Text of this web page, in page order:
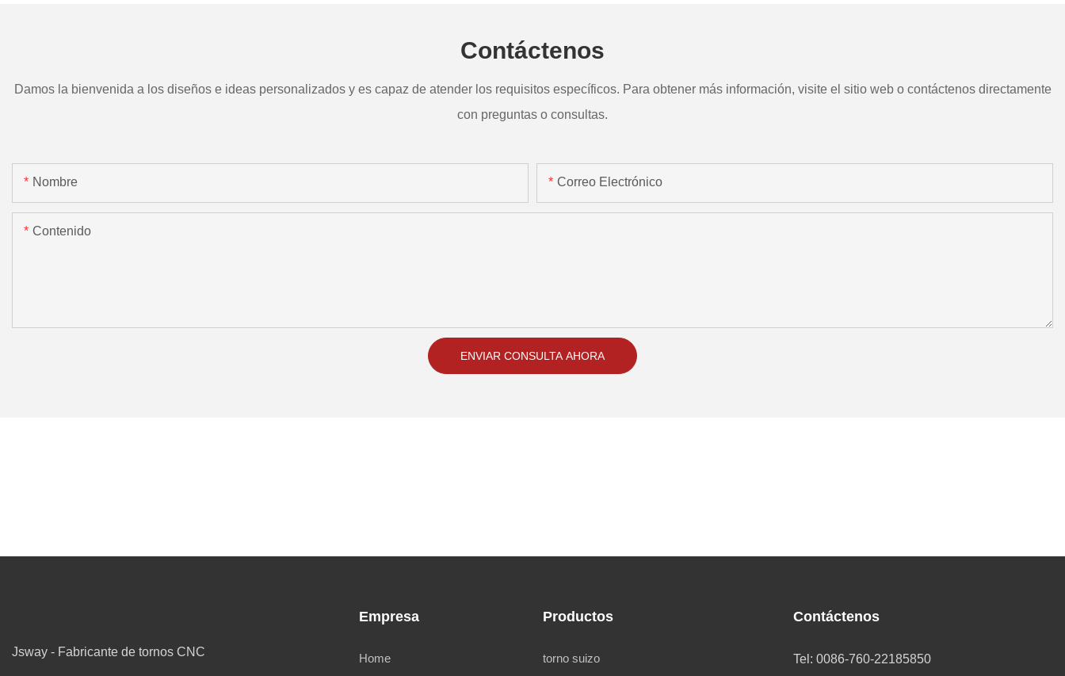
Contáctenos
Damos la bienvenida a los diseños e ideas personalizados y es capaz de atender los requisitos específicos. Para obtener más información, visite el sitio web o contáctenos directamente
con preguntas o consultas.
Nombre Correo Electrónico
Contenido
ENVIAR CONSULTA AHORA
Jsway - Fabricante de tornos CNC
Empresa
Home
Productos
torno suizo
Contáctenos
Tel: 0086-760-22185850